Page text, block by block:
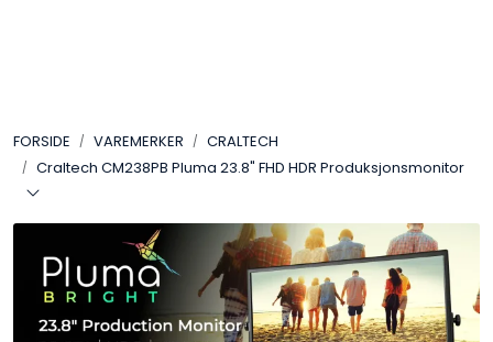
FORSIDE VAREMERKER
CRALTECH
Craltech CM238PB Pluma 23.8" FHD HDR Produksjonsmonitor
LYD
TILBEHØR
VAREMERKER